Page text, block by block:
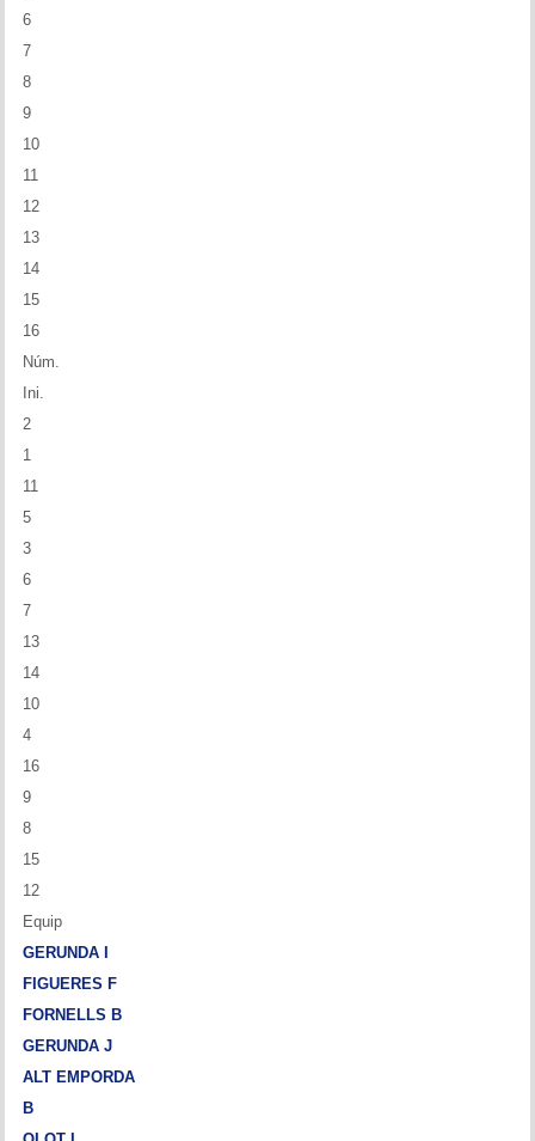
6
7
8
9
10
11
12
13
14
15
16
Núm.
Ini.
2
1
11
5
3
6
7
13
14
10
4
16
9
8
15
12
Equip
GERUNDA I
FIGUERES F
FORNELLS B
GERUNDA J
ALT EMPORDA
B